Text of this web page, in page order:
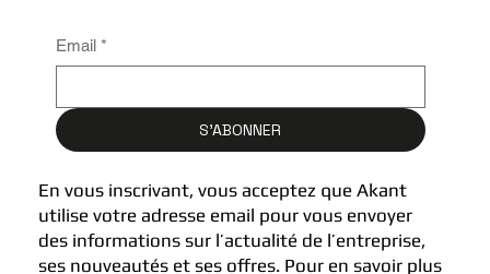
Email *
S'ABONNER
En vous inscrivant, vous acceptez que Akant
utilise votre adresse email pour vous envoyer
des informations sur l’actualité de l’entreprise,
ses nouveautés et ses offres. Pour en savoir plus